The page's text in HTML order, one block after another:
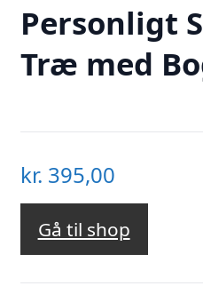
Personligt
Træ med
kr. 395,00
Gå til shop